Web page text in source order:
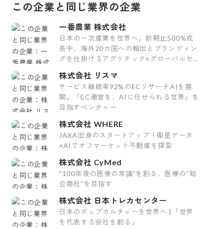
この企業と同じ業界の企業
一番農業 株式会社
日本の一次産業を世界へ。前期比500%成
長中、海外20カ国への輸出とブランディン
グを仕掛けるアグリテック×グローバルセー
株式会社 リスマ
サービス継続率92%のECリサーチAIを展
開。「EC運営を、AIに任せられる世界」を
目指すベンチャー
株式会社 WHERE
JAXA出身のスタートアップ！衛星データ
×AIでオフマーケット不動産を探索
株式会社 CyMed
“100年後の医療の常識”を創る、医療の“総
合商社”を目指す
株式会社 日本トレカセンター
日本のポップカルチャーを世界へ |「世界
を代表する会社を創る」